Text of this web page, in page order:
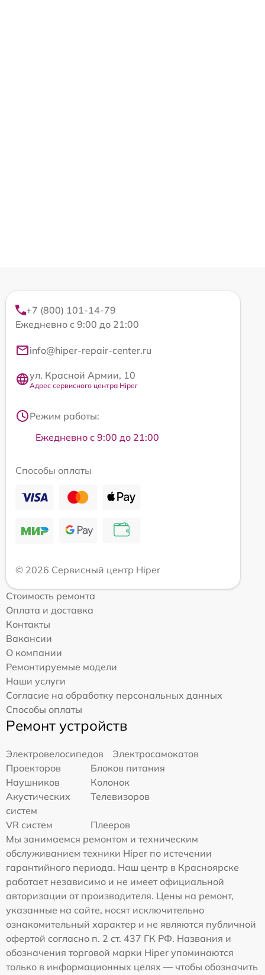
+7 (800) 101-14-79
Ежедневно с 9:00 до 21:00
info@hiper-repair-center.ru
ул. Красной Армии, 10
Адрес сервисного центра Hiper
Режим работы:
Ежедневно с 9:00 до 21:00
Способы оплаты
© 2026 Сервисный центр Hiper
Стоимость ремонта
Оплата и доставка
Контакты
Вакансии
О компании
Ремонтируемые модели
Наши услуги
Согласие на обработку персональных данных
Способы оплаты
Ремонт устройств
Электровелосипедов
Электросамокатов
Проекторов
Блоков питания
Наушников
Колонок
Акустических
систем
Телевизоров
VR систем
Плееров
Мы занимаемся ремонтом и техническим
обслуживанием техники Hiper по истечении
гарантийного периода. Наш центр в Красноярске
работает независимо и не имеет официальной
авторизации от производителя. Цены на ремонт,
указанные на сайте, носят исключительно
ознакомительный характер и не являются публичной
офертой согласно п. 2 ст. 437 ГК РФ. Названия и
обозначения торговой марки Hiper упоминаются
только в информационных целях — чтобы обозначить